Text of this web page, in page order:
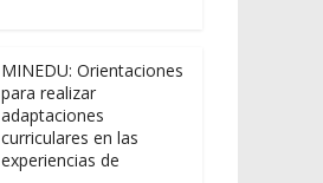
MINEDU: Orientaciones
para realizar
adaptaciones
curriculares en las
experiencias de